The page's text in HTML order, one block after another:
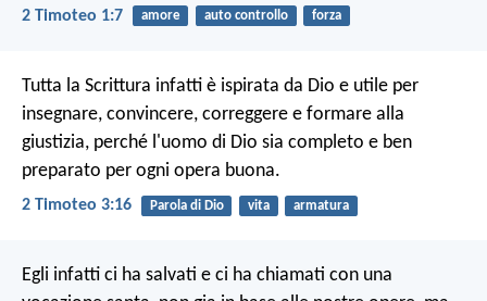
2 Timoteo 1:7 amore auto controllo forza
Tutta la Scrittura infatti è ispirata da Dio e utile per
insegnare, convincere, correggere e formare alla
giustizia, perché l'uomo di Dio sia completo e ben
preparato per ogni opera buona.
2 Timoteo 3:16 Parola di Dio vita armatura
Egli infatti ci ha salvati e ci ha chiamati con una